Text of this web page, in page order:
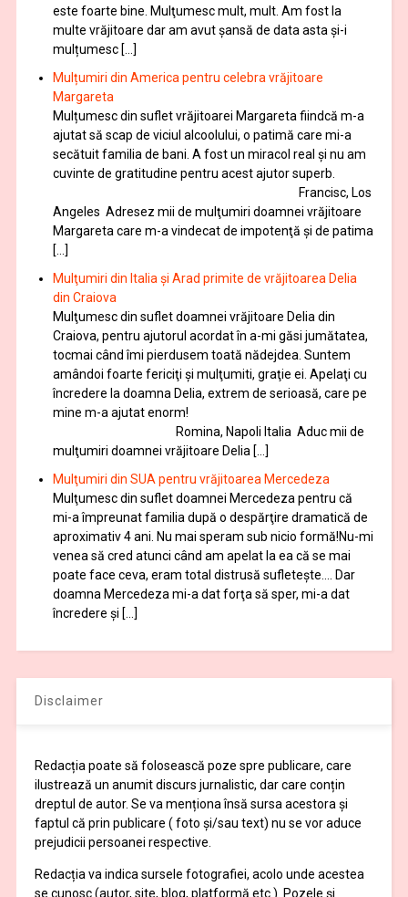
este foarte bine. Mulţumesc mult, mult. Am fost la
multe vrăjitoare dar am avut șansă de data asta și-i
mulțumesc […]
Mulțumiri din America pentru celebra vrăjitoare
Margareta
Mulțumesc din suflet vrăjitoarei Margareta fiindcă m-a
ajutat să scap de viciul alcoolului, o patimă care mi-a
secătuit familia de bani. A fost un miracol real și nu am
cuvinte de gratitudine pentru acest ajutor superb.
Francisc, Los
Angeles Adresez mii de mulţumiri doamnei vrăjitoare
Margareta care m-a vindecat de impotenţă şi de patima
[…]
Mulţumiri din Italia și Arad primite de vrăjitoarea Delia
din Craiova
Mulţumesc din suflet doamnei vrăjitoare Delia din
Craiova, pentru ajutorul acordat în a-mi găsi jumătatea,
tocmai când îmi pierdusem toată nădejdea. Suntem
amândoi foarte fericiţi şi mulţumiti, graţie ei. Apelaţi cu
încredere la doamna Delia, extrem de serioasă, care pe
mine m-a ajutat enorm!
Romina, Napoli Italia Aduc mii de
mulţumiri doamnei vrăjitoare Delia […]
Mulţumiri din SUA pentru vrăjitoarea Mercedeza
Mulţumesc din suflet doamnei Mercedeza pentru că
mi-a împreunat familia după o despărţire dramatică de
aproximativ 4 ani. Nu mai speram sub nicio formă!Nu-mi
venea să cred atunci când am apelat la ea că se mai
poate face ceva, eram total distrusă sufleteşte…. Dar
doamna Mercedeza mi-a dat forţa să sper, mi-a dat
încredere şi […]
Disclaimer
Redacția poate să folosească poze spre publicare, care
ilustrează un anumit discurs jurnalistic, dar care conțin
dreptul de autor. Se va menționa însă sursa acestora și
faptul că prin publicare ( foto și/sau text) nu se vor aduce
prejudicii persoanei respective.
Redacția va indica sursele fotografiei, acolo unde acestea
se cunosc (autor, site, blog, platformă etc.). Pozele și